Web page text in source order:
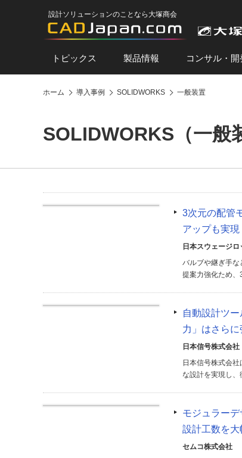
設計ソリューションのことなら大塚商会
トピックス 製品情報 コンサル・
ホーム 導入事例 SOLIDWORKS 一般装置
SOLIDWORKS（一般
3次元の配管
アップも実現
日本スウェージ
バルブや継ぎ手
提案力強化ため、
自動設計ツ
力」はさらに
日本信号株式会社
日本信号株式会
な設計を実現し、
モジュラー
設計工数を大
セムコ株式会社